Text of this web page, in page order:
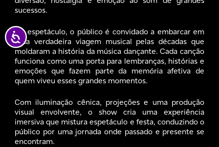
Acessibilidade
sucessos.
No espetáculo, o público é convidado a embarcar em
uma verdadeira viagem musical pelas décadas que
moldaram a história da música dançante. Cada canção
funciona como uma porta para lembranças, histórias e
emoções que fazem parte da memória afetiva de
quem viveu esses grandes momentos.
Com iluminação cênica, projeções e uma produção
visual envolvente, o show cria uma experiência
imersiva que mistura espetáculo e festa, conduzindo o
público por uma jornada onde passado e presente se
encontram.